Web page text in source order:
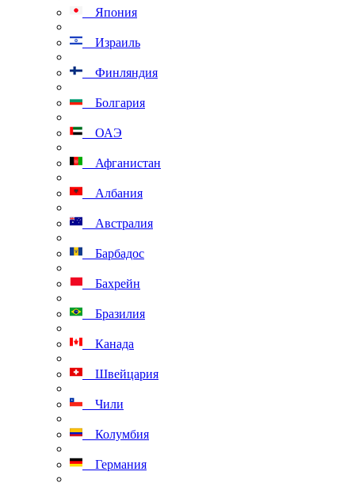
Япония
Израиль
Финляндия
Болгария
ОАЭ
Афганистан
Албания
Австралия
Барбадос
Бахрейн
Бразилия
Канада
Швейцария
Чили
Колумбия
Германия